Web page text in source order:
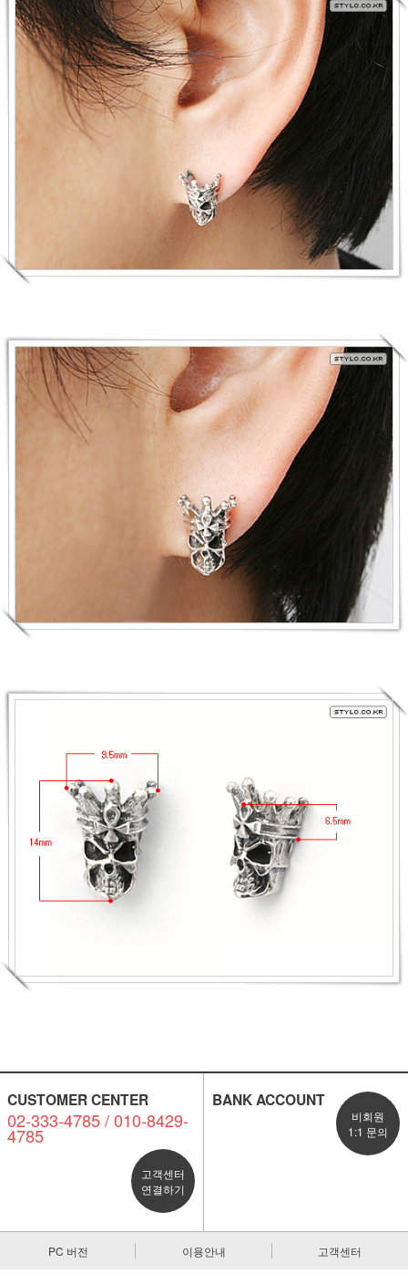
CUSTOMER CENTER
02-333-4785 / 010-8429-
4785
고객센터
연결하기
BANK ACCOUNT
비회원
1:1 문의
PC 버전 이용안내 고객센터